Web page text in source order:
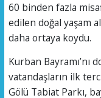
60 binden fazla
edilen doğal yaşam
daha ortaya koydu.
Kurban Bayramı’nı
vatandaşların ilk
Gölü Tabiat Parkı,